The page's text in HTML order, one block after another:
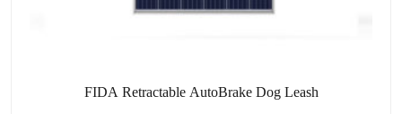
FIDA Retractable AutoBrake Dog Leash